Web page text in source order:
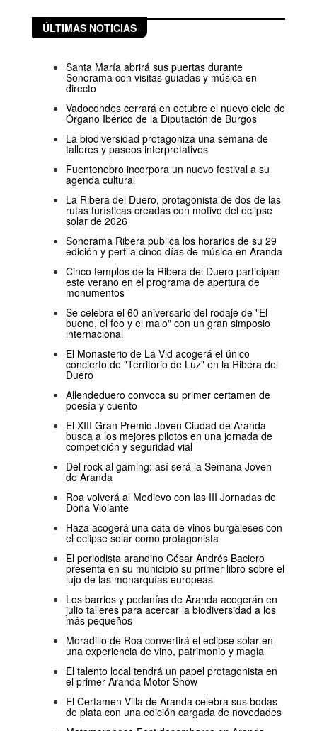
ÚLTIMAS NOTICIAS
Santa María abrirá sus puertas durante
Sonorama con visitas guiadas y música en
directo
Vadocondes cerrará en octubre el nuevo ciclo de
Órgano Ibérico de la Diputación de Burgos
La biodiversidad protagoniza una semana de
talleres y paseos interpretativos
Fuentenebro incorpora un nuevo festival a su
agenda cultural
La Ribera del Duero, protagonista de dos de las
rutas turísticas creadas con motivo del eclipse
solar de 2026
Sonorama Ribera publica los horarios de su 29
edición y perfila cinco días de música en Aranda
Cinco templos de la Ribera del Duero participan
este verano en el programa de apertura de
monumentos
Se celebra el 60 aniversario del rodaje de "El
bueno, el feo y el malo" con un gran simposio
internacional
El Monasterio de La Vid acogerá el único
concierto de "Territorio de Luz" en la Ribera del
Duero
Allendeduero convoca su primer certamen de
poesía y cuento
El XIII Gran Premio Joven Ciudad de Aranda
busca a los mejores pilotos en una jornada de
competición y seguridad vial
Del rock al gaming: así será la Semana Joven
de Aranda
Roa volverá al Medievo con las III Jornadas de
Doña Violante
Haza acogerá una cata de vinos burgaleses con
el eclipse solar como protagonista
El periodista arandino César Andrés Baciero
presenta en su municipio su primer libro sobre el
lujo de las monarquías europeas
Los barrios y pedanías de Aranda acogerán en
julio talleres para acercar la biodiversidad a los
más pequeños
Moradillo de Roa convertirá el eclipse solar en
una experiencia de vino, patrimonio y magia
El talento local tendrá un papel protagonista en
el primer Aranda Motor Show
El Certamen Villa de Aranda celebra sus bodas
de plata con una edición cargada de novedades